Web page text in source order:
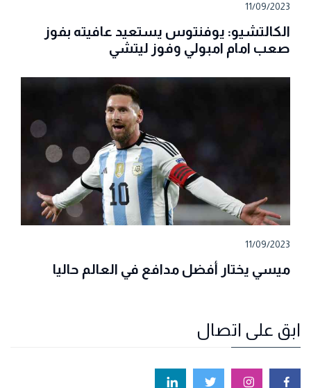
11/09/2023
الكالتشيو: يوفنتوس يستعيد عافيته بفوز
صعب امام امبولي وفوز ليتشي
11/09/2023
ميسي يختار أفضل مدافع في العالم حاليا
ابق على اتصال